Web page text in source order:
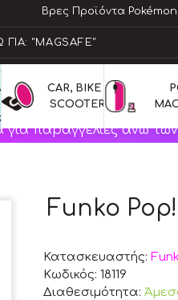
Βρες Προϊόντα Pokémon
CAR, BIKE &
SCOOTERS
παραγγελίες άνω
Funko
Κατασκευαστής:
Κωδικός: 18119
Διαθεσιμότητα: